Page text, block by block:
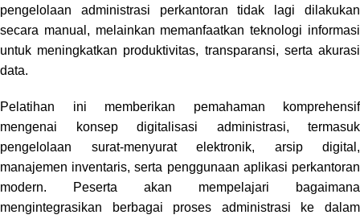
pengelolaan administrasi perkantoran tidak lagi dilakukan
secara manual, melainkan memanfaatkan teknologi informasi
untuk meningkatkan produktivitas, transparansi, serta akurasi
data.
Pelatihan ini memberikan pemahaman komprehensif
mengenai konsep digitalisasi administrasi, termasuk
pengelolaan surat-menyurat elektronik, arsip digital,
manajemen inventaris, serta penggunaan aplikasi perkantoran
modern. Peserta akan mempelajari bagaimana
mengintegrasikan berbagai proses administrasi ke dalam